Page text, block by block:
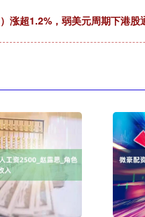
涨超1.2%，弱美元周期下港